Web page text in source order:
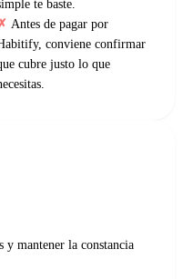
te baste.
Antes de pagar por
conviene confirmar
cubre justo lo que
y mantener la constancia